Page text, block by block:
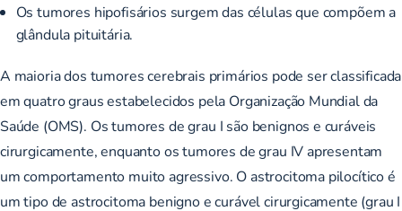
Os tumores hipofisários surgem das células que compõem a
glândula pituitária.
A maioria dos tumores cerebrais primários pode ser classificada
em quatro graus estabelecidos pela Organização Mundial da
Saúde (OMS). Os tumores de grau I são benignos e curáveis
cirurgicamente, enquanto os tumores de grau IV apresentam
um comportamento muito agressivo. O astrocitoma pilocítico é
um tipo de astrocitoma benigno e curável cirurgicamente (grau I